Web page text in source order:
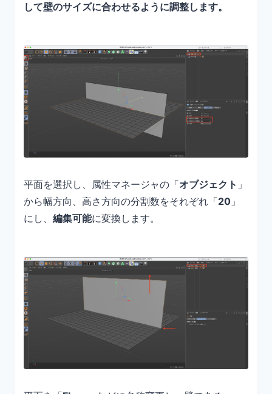
して壁のサイズに合わせるように調整します。
平面を選択し、属性マネージャの「オブジェクト 」
から幅方向、高さ方向の分割数をそれぞれ「20 」
にし、 編集可能に変換します。